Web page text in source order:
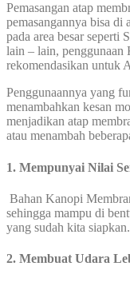
Pemasangan atap
pemasangannya bisa di
pada area besar seperti
lain – lain, penggunaan
rekomendasikan untuk
Penggunaannya yang
menambahkan kesan
menjadikan atap
atau menambah
1. Mempunyai Nilai
Bahan Kanopi
sehingga mampu di
yang sudah kita siapkan.
2. Membuat Udara